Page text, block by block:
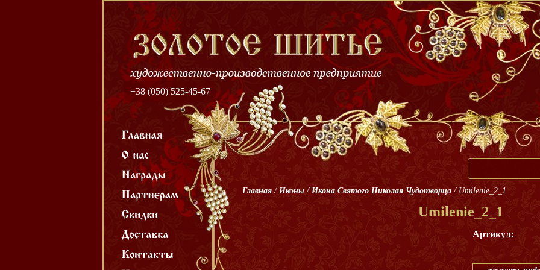
+38 (050) 525-45-67
Главная / Иконы / Икона Святого Николая Чудотворца / Umilenie_2_1
Umilenie_2_1
Артикул: